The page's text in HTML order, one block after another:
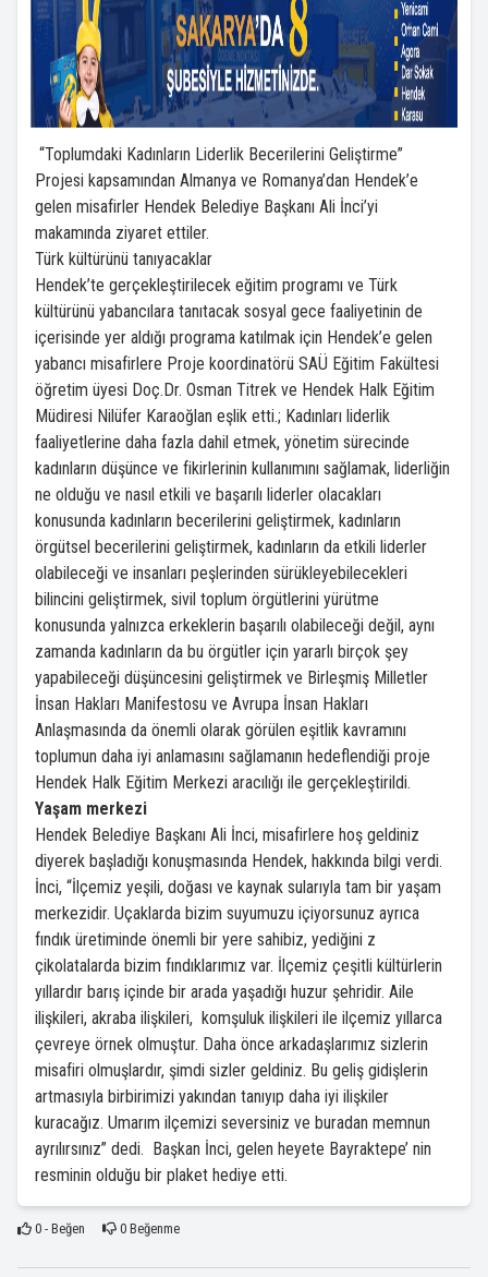
“Toplumdaki Kadınların Liderlik Becerilerini Geliştirme”
Projesi kapsamından Almanya ve Romanya’dan Hendek’e
gelen misafirler Hendek Belediye Başkanı Ali İnci’yi
makamında ziyaret ettiler.
Türk kültürünü tanıyacaklar
Hendek’te gerçekleştirilecek eğitim programı ve Türk
kültürünü yabancılara tanıtacak sosyal gece faaliyetinin de
içerisinde yer aldığı programa katılmak için Hendek’e gelen
yabancı misafirlere Proje koordinatörü SAÜ Eğitim Fakültesi
öğretim üyesi Doç.Dr. Osman Titrek ve Hendek Halk Eğitim
Müdiresi Nilüfer Karaoğlan eşlik etti.; Kadınları liderlik
faaliyetlerine daha fazla dahil etmek, yönetim sürecinde
kadınların düşünce ve fikirlerinin kullanımını sağlamak, liderliğin
ne olduğu ve nasıl etkili ve başarılı liderler olacakları
konusunda kadınların becerilerini geliştirmek, kadınların
örgütsel becerilerini geliştirmek, kadınların da etkili liderler
olabileceği ve insanları peşlerinden sürükleyebilecekleri
bilincini geliştirmek, sivil toplum örgütlerini yürütme
konusunda yalnızca erkeklerin başarılı olabileceği değil, aynı
zamanda kadınların da bu örgütler için yararlı birçok şey
yapabileceği düşüncesini geliştirmek ve Birleşmiş Milletler
İnsan Hakları Manifestosu ve Avrupa İnsan Hakları
Anlaşmasında da önemli olarak görülen eşitlik kavramını
toplumun daha iyi anlamasını sağlamanın hedeflendiği proje
Hendek Halk Eğitim Merkezi aracılığı ile gerçekleştirildi.
Yaşam merkezi
Hendek Belediye Başkanı Ali İnci, misafirlere hoş geldiniz
diyerek başladığı konuşmasında Hendek, hakkında bilgi verdi.
İnci, “İlçemiz yeşili, doğası ve kaynak sularıyla tam bir yaşam
merkezidir. Uçaklarda bizim suyumuzu içiyorsunuz ayrıca
fındık üretiminde önemli bir yere sahibiz, yediğini z
çikolatalarda bizim fındıklarımız var. İlçemiz çeşitli kültürlerin
yıllardır barış içinde bir arada yaşadığı huzur şehridir. Aile
ilişkileri, akraba ilişkileri, komşuluk ilişkileri ile ilçemiz yıllarca
çevreye örnek olmuştur. Daha önce arkadaşlarımız sizlerin
misafiri olmuşlardır, şimdi sizler geldiniz. Bu geliş gidişlerin
artmasıyla birbirimizi yakından tanıyıp daha iyi ilişkiler
kuracağız. Umarım ilçemizi seversiniz ve buradan memnun
ayrılırsınız” dedi. Başkan İnci, gelen heyete Bayraktepe’ nin
resminin olduğu bir plaket hediye etti.
0- Beğen 0Beğenme